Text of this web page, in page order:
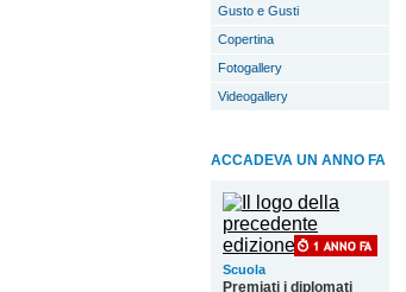
Gusto e Gusti
Copertina
Fotogallery
Videogallery
ACCADEVA UN ANNO FA
Scuola
Premiati i diplomati